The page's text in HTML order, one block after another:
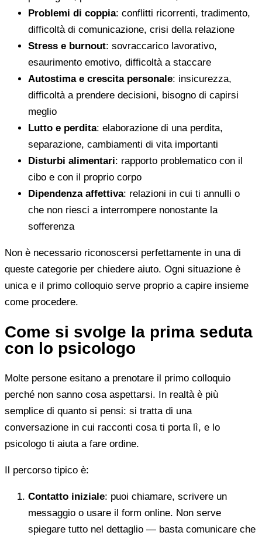
Problemi di coppia: conflitti ricorrenti, tradimento,
difficoltà di comunicazione, crisi della relazione
Stress e burnout: sovraccarico lavorativo,
esaurimento emotivo, difficoltà a staccare
Autostima e crescita personale: insicurezza,
difficoltà a prendere decisioni, bisogno di capirsi
meglio
Lutto e perdita: elaborazione di una perdita,
separazione, cambiamenti di vita importanti
Disturbi alimentari: rapporto problematico con il
cibo e con il proprio corpo
Dipendenza affettiva: relazioni in cui ti annulli o
che non riesci a interrompere nonostante la
sofferenza
Non è necessario riconoscersi perfettamente in una di
queste categorie per chiedere aiuto. Ogni situazione è
unica e il primo colloquio serve proprio a capire insieme
come procedere.
Come si svolge la prima seduta
con lo psicologo
Molte persone esitano a prenotare il primo colloquio
perché non sanno cosa aspettarsi. In realtà è più
semplice di quanto si pensi: si tratta di una
conversazione in cui racconti cosa ti porta lì, e lo
psicologo ti aiuta a fare ordine.
Il percorso tipico è:
Contatto iniziale: puoi chiamare, scrivere un
messaggio o usare il form online. Non serve
spiegare tutto nel dettaglio — basta comunicare che